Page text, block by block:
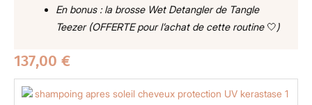
En bonus : la brosse Wet Detangler de Tangle
Teezer (OFFERTE pour l’achat de cette routine🤍)
137,00 €